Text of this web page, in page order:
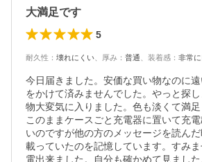
大満足です
5
耐久性 ： 壊れにくい 厚み ： 普通 装着感 ： 非常
今日届きました。安価な買い物なのに
をかけて済みませんでした。やっと探
物大変気に入りました。色も淡くて満
このままケースごと充電器に置いて充
いのですが他の方のメッセージを読ん
載っていたのを記憶しています。すみ
電出来ました。自分も確かめて見まし